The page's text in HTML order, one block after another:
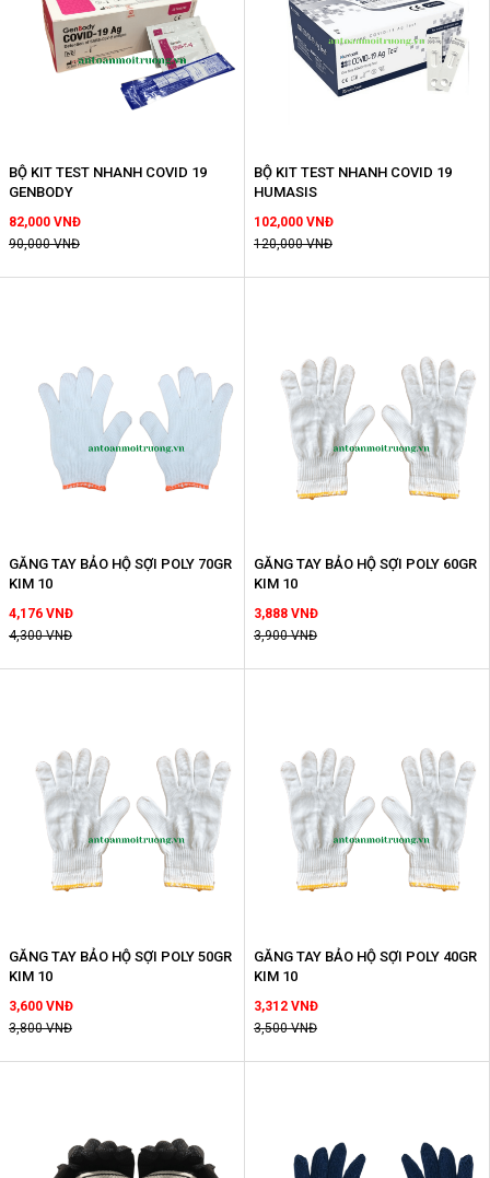
BỘ KIT TEST NHANH COVID 19
GENBODY
82,000 VNĐ
90,000 VNĐ
BỘ KIT TEST NHANH COVID 19
HUMASIS
102,000 VNĐ
120,000 VNĐ
GĂNG TAY BẢO HỘ SỢI POLY 70GR
KIM 10
4,176 VNĐ
4,300 VNĐ
GĂNG TAY BẢO HỘ SỢI POLY 60GR
KIM 10
3,888 VNĐ
3,900 VNĐ
GĂNG TAY BẢO HỘ SỢI POLY 50GR
KIM 10
3,600 VNĐ
3,800 VNĐ
GĂNG TAY BẢO HỘ SỢI POLY 40GR
KIM 10
3,312 VNĐ
3,500 VNĐ